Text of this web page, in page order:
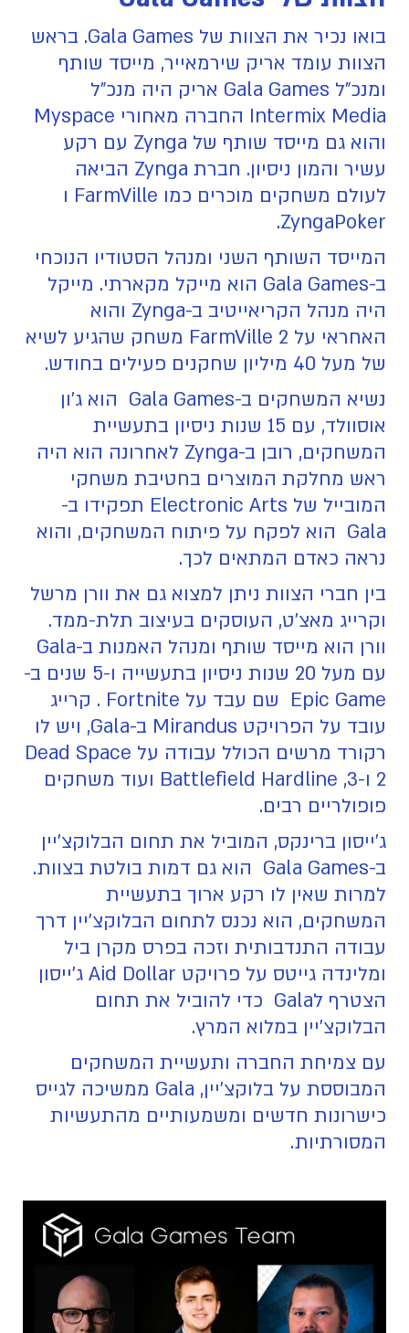
בואו נכיר את הצוות של Gala Games. בראש
הצוות עומד אריק שירמאייר, מייסד שותף
ומנכ"ל Gala Games אריק היה מנכ"ל
Intermix Media החברה מאחורי Myspace
והוא גם מייסד שותף של Zynga עם רקע
עשיר והמון ניסיון. חברת Zynga הביאה
לעולם משחקים מוכרים כמו FarmVille ו
ZyngaPoker.
המייסד השותף השני ומנהל הסטודיו הנוכחי
ב-Gala Games הוא מייקל מקארתי. מייקל
היה מנהל הקריאייטיב ב-Zynga והוא
האחראי על FarmVille 2 משחק שהגיע לשיא
של מעל 40 מיליון שחקנים פעילים בחודש.
נשיא המשחקים ב-Gala Games הוא ג'ון
אוסוולד, עם 15 שנות ניסיון בתעשיית
המשחקים, רובן ב-Zynga לאחרונה הוא היה
ראש מחלקת המוצרים בחטיבת משחקי
המובייל של Electronic Arts תפקידו ב-
Gala הוא לפקח על פיתוח המשחקים, והוא
נראה כאדם המתאים לכך.
בין חברי הצוות ניתן למצוא גם את וורן מרשל
וקרייג מאצ'ט, העוסקים בעיצוב תלת-ממד.
וורן הוא מייסד שותף ומנהל האמנות ב-Gala
עם מעל 20 שנות ניסיון בתעשייה ו-5 שנים ב-
Epic Game שם עבד על Fortnite . קרייג
עובד על הפרויקט Mirandus ב-Gala, ויש לו
רקורד מרשים הכולל עבודה על Dead Space
2 ו-3, Battlefield Hardline ועוד משחקים
פופולריים רבים.
ג'ייסון ברינקס, המוביל את תחום הבלוקצ'יין
ב-Gala Games הוא גם דמות בולטת בצוות.
למרות שאין לו רקע ארוך בתעשיית
המשחקים, הוא נכנס לתחום הבלוקצ'יין דרך
עבודה התנדבותית וזכה בפרס מקרן ביל
ומלינדה גייטס על פרויקט Aid Dollar ג'ייסון
הצטרף לGala כדי להוביל את תחום
הבלוקצ'יין במלוא המרץ.
עם צמיחת החברה ותעשיית המשחקים
המבוססת על בלוקצ'יין, Gala ממשיכה לגייס
כישרונות חדשים ומשמעותיים מהתעשיות
המסורתיות.